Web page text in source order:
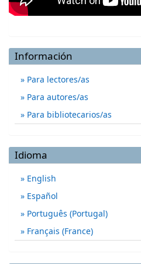
Información
Para lectores/as
Para autores/as
Para bibliotecarios/as
Idioma
English
Español
Português (Portugal)
Français (France)